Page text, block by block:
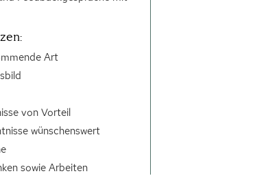
Art
von Vorteil
wünschenswert
sowie Arbeiten